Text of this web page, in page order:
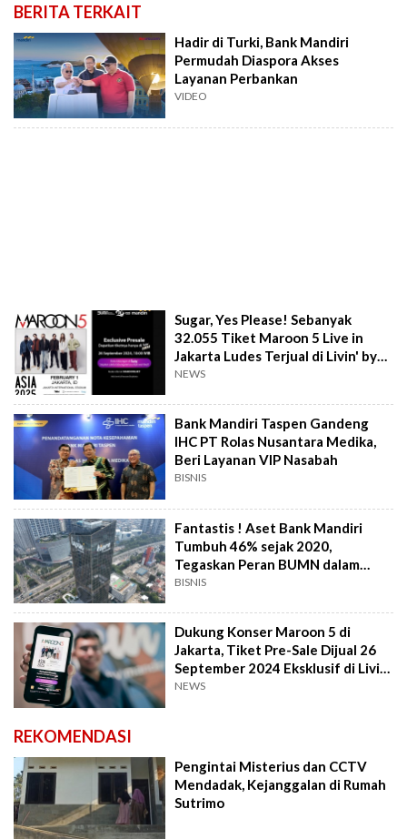
BERITA TERKAIT
Hadir di Turki, Bank Mandiri
Permudah Diaspora Akses
Layanan Perbankan
VIDEO
Sugar, Yes Please! Sebanyak
32.055 Tiket Maroon 5 Live in
Jakarta Ludes Terjual di Livin' by
Mandiri
NEWS
Bank Mandiri Taspen Gandeng
IHC PT Rolas Nusantara Medika,
Beri Layanan VIP Nasabah
BISNIS
Fantastis ! Aset Bank Mandiri
Tumbuh 46% sejak 2020,
Tegaskan Peran BUMN dalam
Pembangunan Ekonomi
BISNIS
Dukung Konser Maroon 5 di
Jakarta, Tiket Pre-Sale Dijual 26
September 2024 Eksklusif di Livin
Sukha
NEWS
REKOMENDASI
Pengintai Misterius dan CCTV
Mendadak, Kejanggalan di Rumah
Sutrimo